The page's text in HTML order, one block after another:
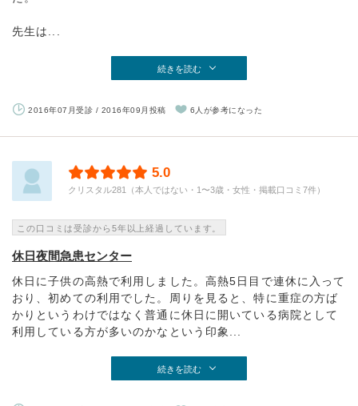
先生は...
続きを読む
2016年07月受診 / 2016年09月投稿 6人が参考になった
5.0
クリスタル281（本人ではない・1〜3歳・女性・掲載口コミ7件）
この口コミは受診から5年以上経過しています。
休日夜間急患センター
休日に子供の高熱で利用しました。高熱5日目で連休に入って
おり、初めての利用でした。周りを見ると、特に重症の方ば
かりというわけではなく普通に休日に開いている病院として
利用している方が多いのかなという印象...
続きを読む